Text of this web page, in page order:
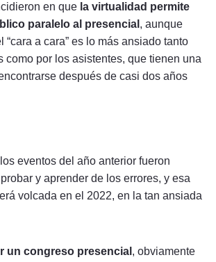
en que la virtualidad permite
paralelo al presencial , aunque
“cara a cara” es lo más ansiado tanto
como por los asistentes, que tienen una
después de casi dos años
eventos del año anterior fueron
y aprender de los errores, y esa
volcada en el 2022, en la tan ansiada
un congreso presencial , obviamente